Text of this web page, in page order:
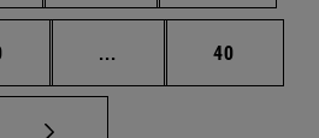
... Páginas intermedias
Página
40